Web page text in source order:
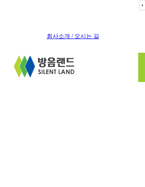
회사소개 / 오시는 길